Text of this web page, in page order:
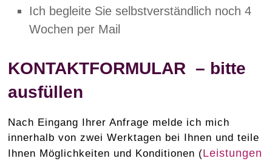
Ich begleite Sie selbstverständlich noch 4
Wochen per Mail
KONTAKTFORMULAR – bitte
ausfüllen
Nach Eingang Ihrer Anfrage melde ich mich
innerhalb von zwei Werktagen bei Ihnen und teile
Ihnen Möglichkeiten und Konditionen (Leistungen